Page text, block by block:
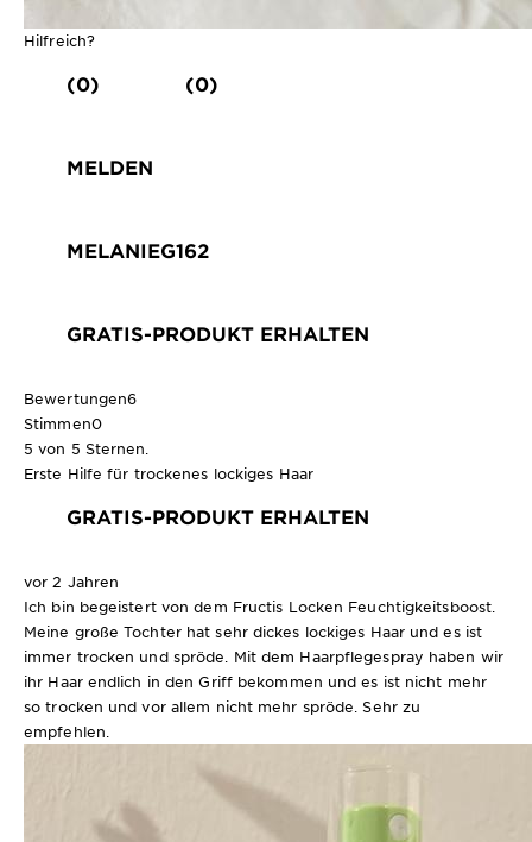
Hilfreich?
(0) (0)
MELDEN
MELANIEG162
GRATIS-PRODUKT ERHALTEN
Bewertungen6
Stimmen0
5 von 5 Sternen.
Erste Hilfe für trockenes lockiges Haar
GRATIS-PRODUKT ERHALTEN
vor 2 Jahren
Ich bin begeistert von dem Fructis Locken Feuchtigkeitsboost.
Meine große Tochter hat sehr dickes lockiges Haar und es ist
immer trocken und spröde. Mit dem Haarpflegespray haben wir
ihr Haar endlich in den Griff bekommen und es ist nicht mehr
so trocken und vor allem nicht mehr spröde. Sehr zu
empfehlen.